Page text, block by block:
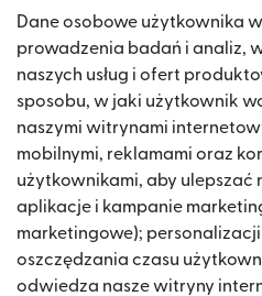
Dane osobowe użytkownika
prowadzenia badań i analiz,
naszych usług i ofert
sposobu, w jaki użytkownik
naszymi witrynami
mobilnymi, reklamami oraz
użytkownikami, aby ulepszać
aplikacje i kampanie
marketingowe);
oszczędzania czasu
odwiedza nasze witryny